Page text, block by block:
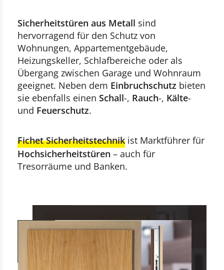
Sicherheitstüren aus Metall sind
hervorragend für den Schutz von
Wohnungen, Appartementgebäude,
Heizungskeller, Schlafbereiche oder als
Übergang zwischen Garage und Wohnraum
geeignet. Neben dem Einbruchschutz bieten
sie ebenfalls einen Schall-, Rauch-, Kälte-
und Feuerschutz.
Fichet Sicherheitstechnik ist Marktführer für
Hochsicherheitstüren – auch für
Tresorräume und Banken.